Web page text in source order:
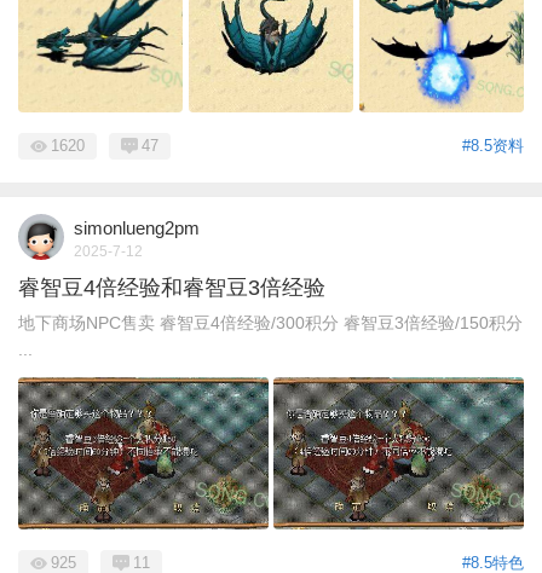
#8.5资料
1620 47
simonlueng2pm
2025-7-12
睿智豆4倍经验和睿智豆3倍经验
地下商场NPC售卖 睿智豆4倍经验/300积分 睿智豆3倍经验/150积分
#8.5特色
925 11